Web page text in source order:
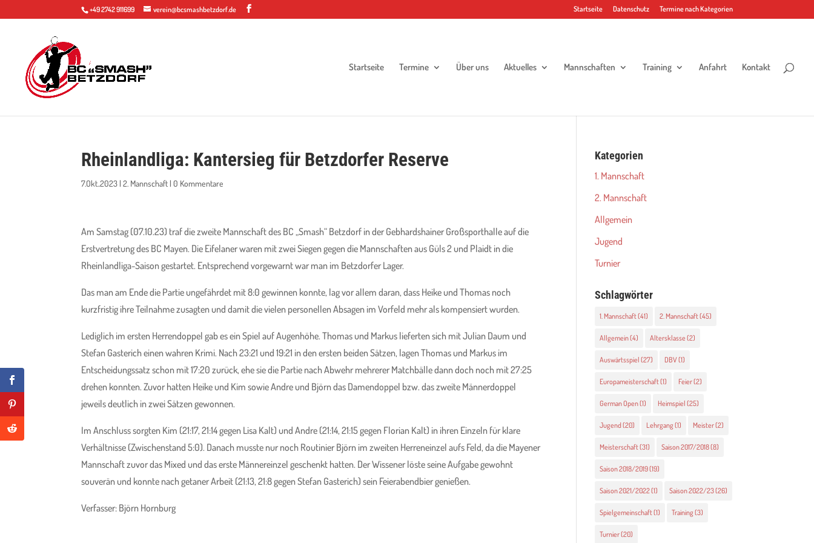
+49 2742 911699 verein@bcsmashbetzdorf.de Startseite Datenschutz Termine nach Kategorien
Startseite Termine Über uns Aktuelles Mannschaften Training Anfahrt Kontakt
Rheinlandliga: Kantersieg für Betzdorfer Reserve
7.Okt..2023 |2. Mannschaft |0 Kommentare
Am Samstag (07.10.23) traf die zweite Mannschaft des BC „Smash“ Betzdorf in der Gebhardshainer Großsporthalle auf die
Erstvertretung des BC Mayen. Die Eifelaner waren mit zwei Siegen gegen die Mannschaften aus Güls 2 und Plaidt in die
Rheinlandliga-Saison gestartet. Entsprechend vorgewarnt war man im Betzdorfer Lager.
Das man am Ende die Partie ungefährdet mit 8:0 gewinnen konnte, lag vor allem daran, dass Heike und Thomas noch
kurzfristig ihre Teilnahme zusagten und damit die vielen personellen Absagen im Vorfeld mehr als kompensiert wurden.
Lediglich im ersten Herrendoppel gab es ein Spiel auf Augenhöhe. Thomas und Markus lieferten sich mit Julian Daum und
Stefan Gasterich einen wahren Krimi. Nach 23:21 und 19:21 in den ersten beiden Sätzen, lagen Thomas und Markus im
Entscheidungssatz schon mit 17:20 zurück, ehe sie die Partie nach Abwehr mehrerer Matchbälle dann doch noch mit 27:25
drehen konnten. Zuvor hatten Heike und Kim sowie Andre und Björn das Damendoppel bzw. das zweite Männerdoppel
jeweils deutlich in zwei Sätzen gewonnen.
Im Anschluss sorgten Kim (21:17, 21:14 gegen Lisa Kalt) und Andre (21:14, 21:15 gegen Florian Kalt) in ihren Einzeln für klare
Verhältnisse (Zwischenstand 5:0). Danach musste nur noch Routinier Björn im zweiten Herreneinzel aufs Feld, da die Mayener
Mannschaft zuvor das Mixed und das erste Männereinzel geschenkt hatten. Der Wissener löste seine Aufgabe gewohnt
souverän und konnte nach getaner Arbeit (21:13, 21:8 gegen Stefan Gasterich) sein Feierabendbier genießen.
Verfasser: Björn Hornburg
Kategorien
1. Mannschaft
2. Mannschaft
Allgemein
Jugend
Turnier
Schlagwörter
1. Mannschaft(41) 2. Mannschaft(45)
Allgemein(4) Altersklasse (2)
Auswärtsspiel (27) DBV(1)
Europameisterschaft(1) Feier(2)
German Open(1) Heimspiel (25)
Jugend(20) Lehrgang(1) Meister(2)
Meisterschaft(31) Saison 2017/2018(8)
Saison 2018/2019(19)
Saison 2021/2022(1) Saison 2022/23(26)
Spielgemeinschaft(1) Training(3)
Turnier(20)